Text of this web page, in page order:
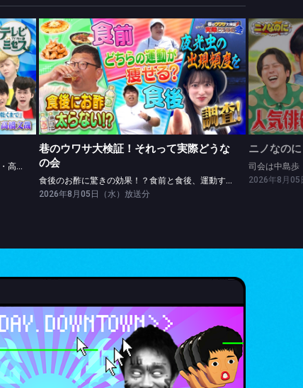
レッドカーペットinLAに密着★松山ケンイチ・高橋文哉ツッパリ勝負！
レッドカーペットinLAに密着★松山ケンイチ・高橋文哉ツッパリ勝負！
巷のウワサ大検証！それって実際どうなの会
食後のお酢に驚きの効果！？食前と食後、運動するなら？
巷のウワサ大検証！それって実際どうな
の会
食後のお酢に驚きの効果！？食前と食後、運動するなら？
2026年8月05日（水）放送分
司会は中
ニノなのに
司会は中島歩
2026年8月05